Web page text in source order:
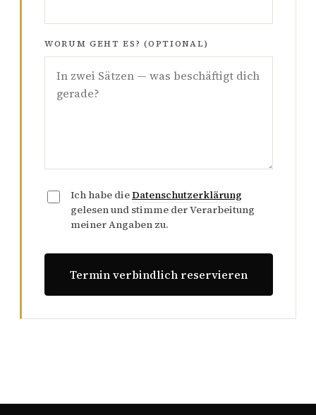
WORUM GEHT ES? (OPTIONAL)
Ich habe dieDatenschutzerklärung
gelesen und stimme der Verarbeitung
meiner Angaben zu.
Termin verbindlich reservieren